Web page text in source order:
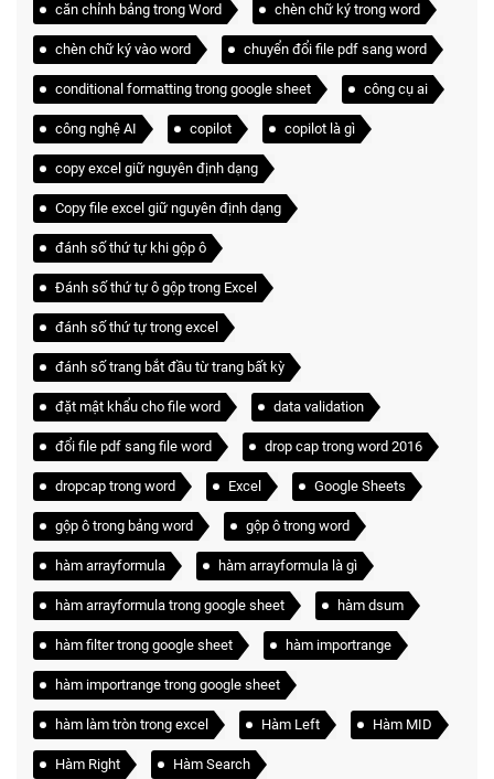
căn chỉnh bảng trong Word chèn chữ ký trong word
chèn chữ ký vào word chuyển đổi file pdf sang word
conditional formatting trong google sheet công cụ ai
công nghệ AI copilot copilot là gì
copy excel giữ nguyên định dạng
Copy file excel giữ nguyên định dạng
đánh số thứ tự khi gộp ô
Đánh số thứ tự ô gộp trong Excel
đánh số thứ tự trong excel
đánh số trang bắt đầu từ trang bất kỳ
đặt mật khẩu cho file word data validation
đổi file pdf sang file word drop cap trong word 2016
dropcap trong word Excel Google Sheets
gộp ô trong bảng word gộp ô trong word
hàm arrayformula hàm arrayformula là gì
hàm arrayformula trong google sheet hàm dsum
hàm filter trong google sheet hàm importrange
hàm importrange trong google sheet
hàm làm tròn trong excel Hàm Left Hàm MID
Hàm Right Hàm Search